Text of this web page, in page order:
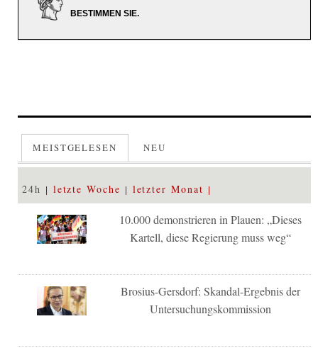
BESTIMMEN SIE.
MEISTGELESEN NEU
24h letzte Woche letzter Monat
10.000 demonstrieren in Plauen: „Dieses
Kartell, diese Regierung muss weg“
Brosius-Gersdorf: Skandal-Ergebnis der
Untersuchungskommission